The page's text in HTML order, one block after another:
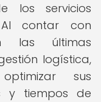
los servicios
contar con
las últimas
logística,
sus
y tiempos de